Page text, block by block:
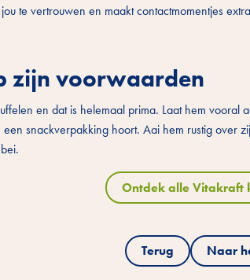
te vertrouwen en maakt contactmomentjes
zijn voorwaarden
en dat is helemaal prima. Laat hem
snackverpakking hoort. Aai hem rustig over
Ontdek alle Vitakraft
Terug Naar